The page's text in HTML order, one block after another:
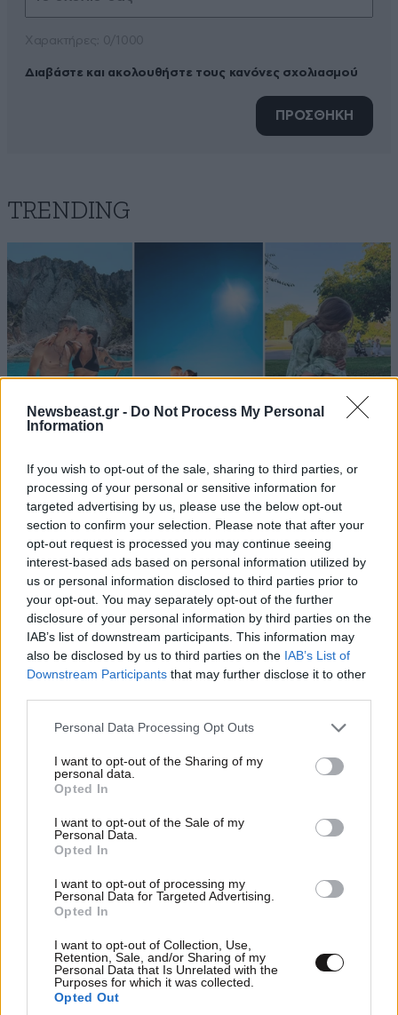
Newsbeast.gr - Do Not Process My Personal
Information
If you wish to opt-out of the sale, sharing to third parties, or
processing of your personal or sensitive information for
targeted advertising by us, please use the below opt-out
section to confirm your selection. Please note that after your
opt-out request is processed you may continue seeing
interest-based ads based on personal information utilized by
us or personal information disclosed to third parties prior to
your opt-out. You may separately opt-out of the further
disclosure of your personal information by third parties on the
IAB’s list of downstream participants. This information may
also be disclosed by us to third parties on the IAB’s List of
Downstream Participants that may further disclose it to other
Please note that this website/app uses one or more Google
not limited to your visit or usage behaviour. You may click to
grant or deny consent to Google and its third-party tags to
use your data for below specified purposes in below Google
consent section.
Personal Data Processing Opt Outs
I want to opt-out of the Sharing of my
personal data.
Opted In
I want to opt-out of the Sale of my
Personal Data.
Opted In
I want to opt-out of processing my
Personal Data for Targeted Advertising.
Opted In
I want to opt-out of Collection, Use,
Retention, Sale, and/or Sharing of my
Personal Data that Is Unrelated with the
Purposes for which it was collected.
Opted Out
Διαβάστε και ακολουθήστε τους κανόνες σχολιασμού
ΠΡΟΣΘΗΚΗ
TRENDING
LIFESTYLE08·08·2026 19:12
Εριέττα Κούρκουλου – Τα 33α γενέθλια και τα
φιλιά με τον Βύρωνα Βασιλειάδη: «Καμία στιγμή
ευτυχίας δεδομένη»